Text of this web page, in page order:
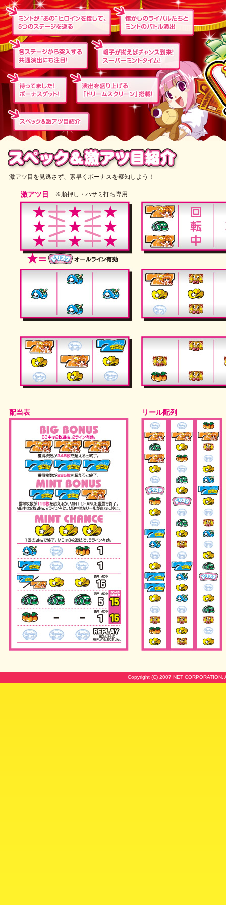
激アツ目を見逃さず、素早くボーナスを察知しよう！
激アツ目 ※順押し・ハサミ打ち専用
配当表 リール配列
Copyright (C) 2007 NET CORPORATION.